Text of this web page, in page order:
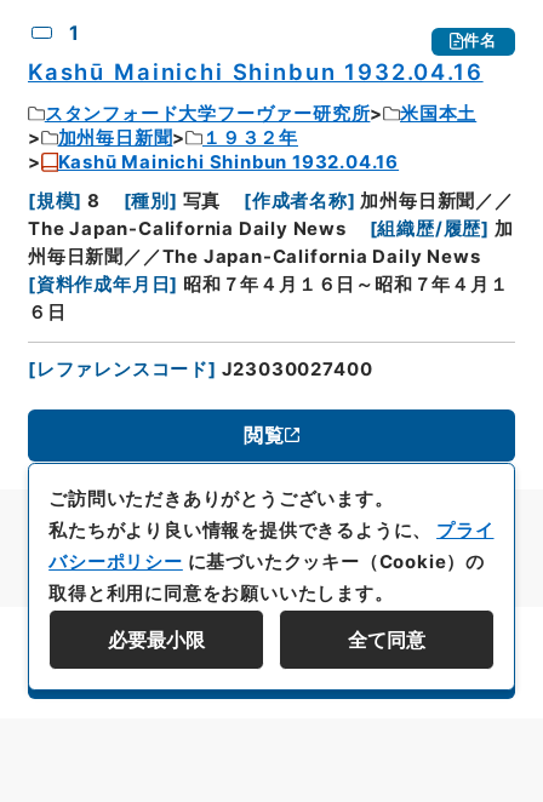
1 件名
Kashū Mainichi Shinbun 1932.04.16
スタンフォード大学フーヴァー研究所
米国本土
加州毎日新聞
１９３２年
Kashū Mainichi Shinbun 1932.04.16
[規模] 8 [種別 ] 写真 [作成者名称] 加州毎日新聞／／
The Japan-California Daily News
[組織歴/履歴] 加
州毎日新聞／／The Japan-California Daily News
[資料作成年月日] 昭和７年４月１６日～昭和７年４月１
６日
[レファレンスコード] J23030027400
閲覧
資料群階層を表示する
ご訪問いただきありがとうございます。
私たちがより良い情報を提供できるように、 プライ
バシーポリシー に基づいたクッキー（Cookie）の
取得と利用に同意をお願いいたします。
必要最小限 全て同意